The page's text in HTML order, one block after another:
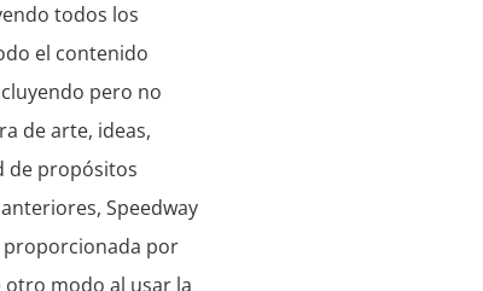
todos los
el contenido
pero no
de arte, ideas,
de propósitos
Speedway
por
otro modo al usar la